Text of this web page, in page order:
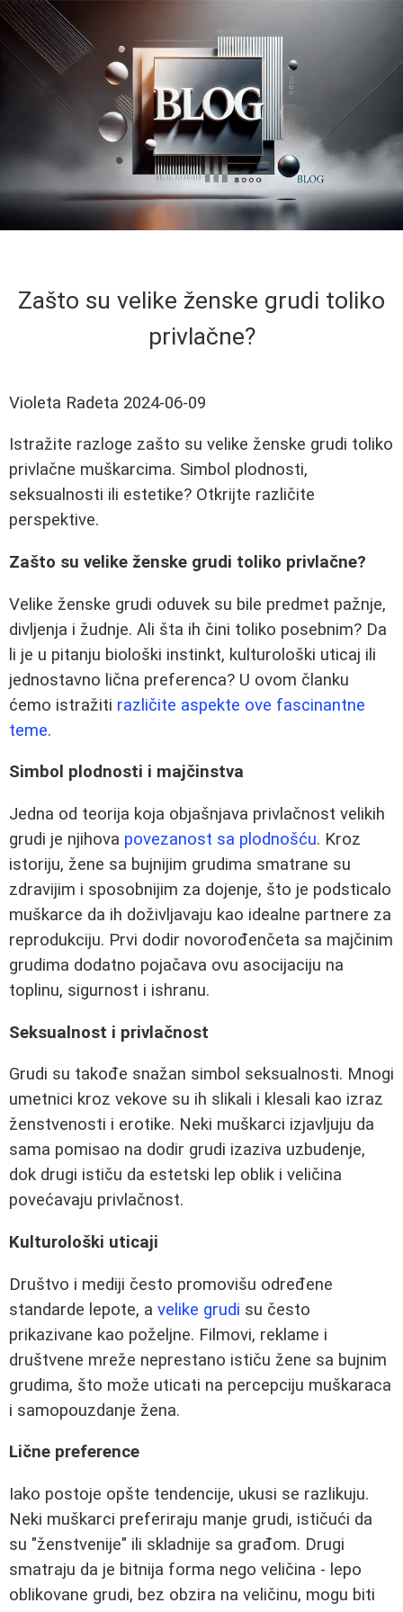
Zašto su velike ženske grudi toliko
privlačne?
Violeta Radeta 2024-06-09
Istražite razloge zašto su velike ženske grudi toliko
privlačne muškarcima. Simbol plodnosti,
seksualnosti ili estetike? Otkrijte različite
perspektive.
Zašto su velike ženske grudi toliko privlačne?
Velike ženske grudi oduvek su bile predmet pažnje,
divljenja i žudnje. Ali šta ih čini toliko posebnim? Da
li je u pitanju biološki instinkt, kulturološki uticaj ili
jednostavno lična preferenca? U ovom članku
ćemo istražiti različite aspekte ove fascinantne
teme.
Simbol plodnosti i majčinstva
Jedna od teorija koja objašnjava privlačnost velikih
grudi je njihova povezanost sa plodnošću. Kroz
istoriju, žene sa bujnijim grudima smatrane su
zdravijim i sposobnijim za dojenje, što je podsticalo
muškarce da ih doživljavaju kao idealne partnere za
reprodukciju. Prvi dodir novorođenčeta sa majčinim
grudima dodatno pojačava ovu asocijaciju na
toplinu, sigurnost i ishranu.
Seksualnost i privlačnost
Grudi su takođe snažan simbol seksualnosti. Mnogi
umetnici kroz vekove su ih slikali i klesali kao izraz
ženstvenosti i erotike. Neki muškarci izjavljuju da
sama pomisao na dodir grudi izaziva uzbudenje,
dok drugi ističu da estetski lep oblik i veličina
povećavaju privlačnost.
Kulturološki uticaji
Društvo i mediji često promovišu određene
standarde lepote, a velike grudi su često
prikazivane kao poželjne. Filmovi, reklame i
društvene mreže neprestano ističu žene sa bujnim
grudima, što može uticati na percepciju muškaraca
i samopouzdanje žena.
Lične preference
Iako postoje opšte tendencije, ukusi se razlikuju.
Neki muškarci preferiraju manje grudi, ističući da
su "ženstvenije" ili skladnije sa građom. Drugi
smatraju da je bitnija forma nego veličina - lepo
oblikovane grudi, bez obzira na veličinu, mogu biti